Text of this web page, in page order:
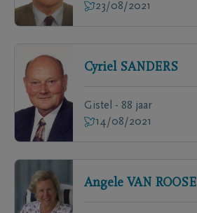
23/08/2021
Cyriel SANDERS
Gistel - 88 jaar
14/08/2021
Angele VAN ROOSE